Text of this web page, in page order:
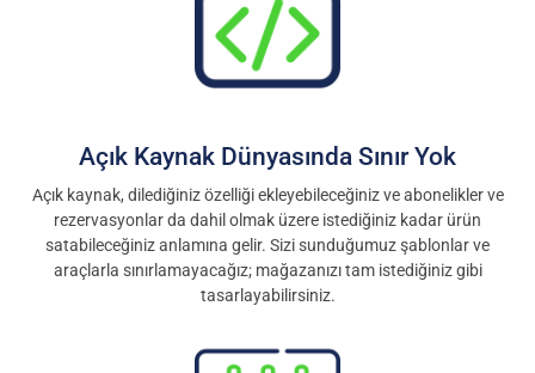
Açık Kaynak Dünyasında Sınır Yok
Açık kaynak, dilediğiniz özelliği ekleyebileceğiniz ve abonelikler ve
rezervasyonlar da dahil olmak üzere istediğiniz kadar ürün
satabileceğiniz anlamına gelir. Sizi sunduğumuz şablonlar ve
araçlarla sınırlamayacağız; mağazanızı tam istediğiniz gibi